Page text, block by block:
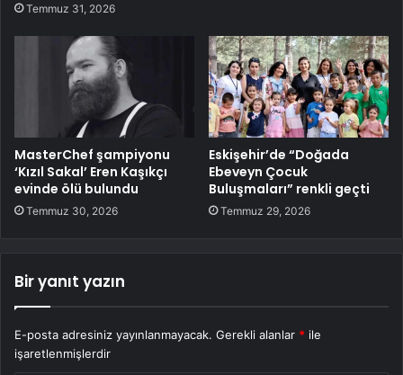
Temmuz 31, 2026
MasterChef şampiyonu
‘Kızıl Sakal’ Eren Kaşıkçı
evinde ölü bulundu
Temmuz 30, 2026
Eskişehir’de “Doğada
Ebeveyn Çocuk
Buluşmaları” renkli geçti
Temmuz 29, 2026
Bir yanıt yazın
E-posta adresiniz yayınlanmayacak. Gerekli alanlar * ile
işaretlenmişlerdir